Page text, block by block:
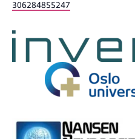
306284855247